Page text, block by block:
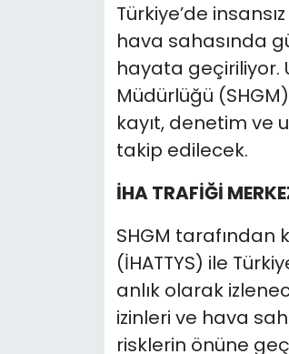
Türkiye’de
hava sahasında
hayata geçiriliyor.
Müdürlüğü
kayıt, denetim ve
takip edilecek.
İHA TRAFİĞİ
SHGM tarafından
(İHATTYS) ile
anlık olarak
izinleri ve hava
risklerin önüne